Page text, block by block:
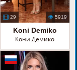
29 5919
Koni Demiko
Кони Демико